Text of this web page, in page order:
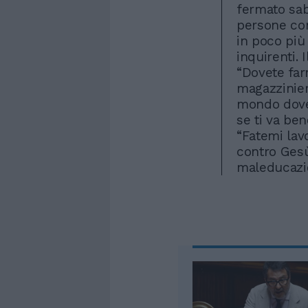
fermato
persone
in poco più
inquirenti.
“Dovete
mondo
se ti va
“Fatemi
contro